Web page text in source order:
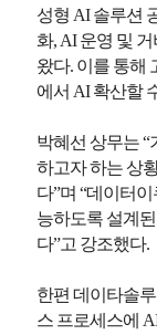
성형 AI 솔루션
화, AI 운영 및
왔다. 이를 통해
에서 AI 확산할
박혜선 상무는
하고자 하는 상
다”며 “데이터
능하도록 설계
다”고 강조했다.
한편 데이타솔
스 프로세스에